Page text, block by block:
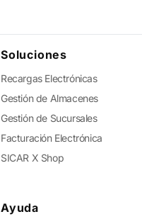
Soluciones
Recargas Electrónicas
Gestión de Almacenes
Gestión de Sucursales
Facturación Electrónica
SICAR X Shop
Ayuda